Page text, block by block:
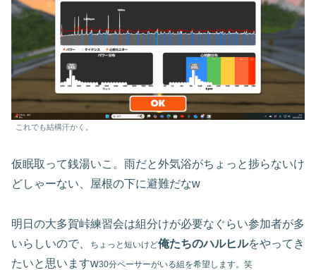
これでも結構汗かく。
仮眠取って銭湯いこ。雨だと外気浴がちょっと捗らないけ
どしゃーない、屋根の下に避難だなw
明日の大多賀峠練習会は組分けが必要なぐらい参加者が多
いらしいので、
ちょっと短いけど俺たちのハルヒルをやってき
たいと思いますw30分ペーサーがいる組を希望します。 笑